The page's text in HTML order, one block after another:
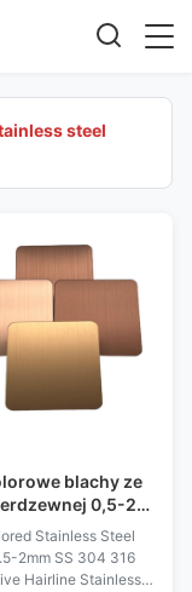
steel
blachy ze
0,5-2
304 316
włosy
ze stali
Stainless Steel
2mm SS 304 316
Hairline Stainless